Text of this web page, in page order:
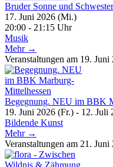
Bruder Sonne und
17. Juni 2026 (Mi.)
20:00 - 21:15 Uhr
Musik
Mehr →
Veranstaltungen am 19. Juni
Begegnung. NEU im BBK
19. Juni 2026 (Fr.) - 12. Juli
Bildende Kunst
Mehr →
Veranstaltungen am 21. Juni